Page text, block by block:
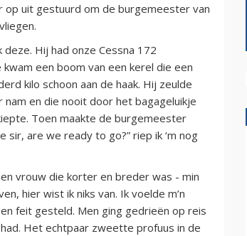
op uit gestuurd om de burgemeester van
Hij had onze Cessna 172
een boom van een kerel die een
kilo schoon aan de haak. Hij zeulde
en die nooit door het bagageluikje
Toen maakte de burgemeester
sir, are we ready to go?” riep ik ‘m nog
vrouw die korter en breder was - min
hier wist ik niks van. Ik voelde m’n
feit gesteld. Men ging gedrieën op reis
Het echtpaar zweette profuus in de